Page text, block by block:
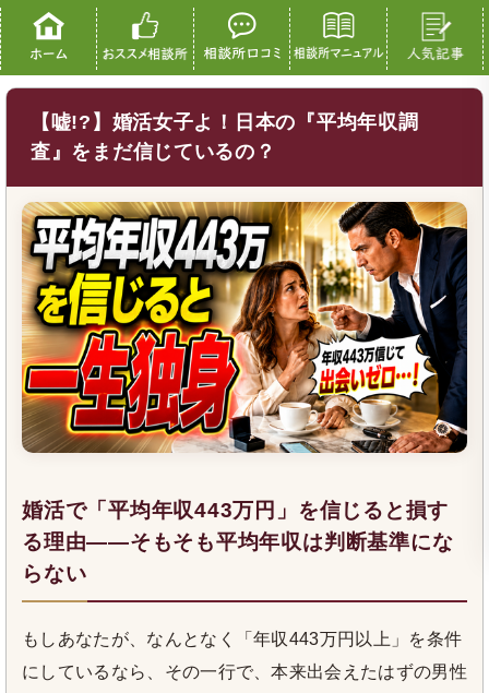
【嘘!?】婚活女子よ！日本の『平均年収調
査』をまだ信じているの？
婚活で「平均年収443万円」を信じると損す
る理由――そもそも平均年収は判断基準にな
らない
もしあなたが、なんとなく「年収443万円以上」を条件
にしているなら、その一行で、本来出会えたはずの男性